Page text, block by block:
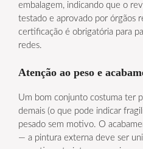
embalagem, indicando que o
testado e aprovado por órgãos
certificação é obrigatória para
redes.
Atenção ao peso e
Um bom conjunto costuma ter
demais (o que pode indicar
pesado sem motivo. O
— a pintura externa deve ser